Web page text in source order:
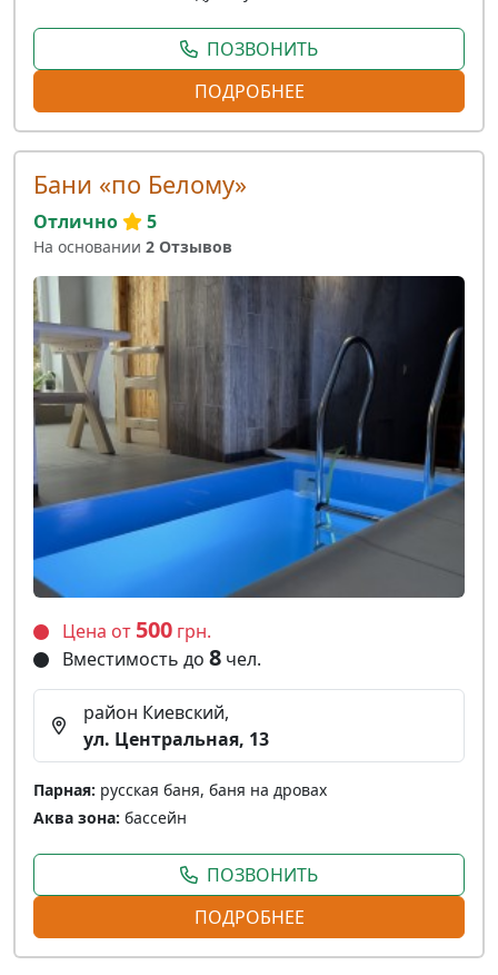
ПОЗВОНИТЬ
ПОДРОБНЕЕ
Бани «по Белому»
Отлично 5
На основании 2 Отзывов
Цена от 500 грн.
Вместимость до 8 чел.
район Киевский,
ул. Центральная, 13
Парная: русская баня, баня на дровах
Аква зона: бассейн
ПОЗВОНИТЬ
ПОДРОБНЕЕ